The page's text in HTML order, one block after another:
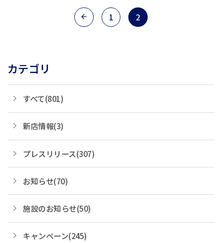
「ベストイン新潟南」を「コンフォー
トイン新潟亀田」へリブランドしま
1 2
カテゴリ
すべて(801)
新店情報(3)
プレスリリース(307)
お知らせ(70)
施設のお知らせ(50)
キャンペーン(245)